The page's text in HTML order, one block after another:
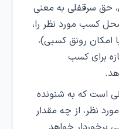
حق سرقفلی به معنی
کسب مورد نظر را،
امکان رونق کسبی)،
برای کسب
است که به شنونده
نظر، از چه مقدار